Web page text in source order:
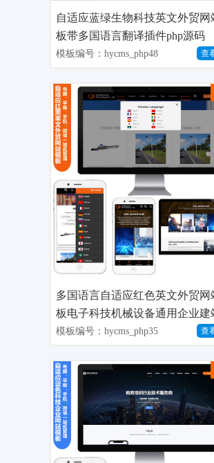
自适应蓝绿生物科技英文外贸网
板带多国语言翻译插件php源码
模板编号：hycms_php48 查
多国语言自适应红色英文外贸网
板电子科技机械设备通用企业建
码
模板编号：hycms_php35 查